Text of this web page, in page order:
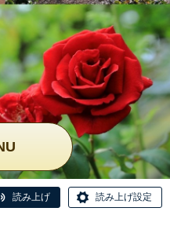
読み上げ 読み上げ設定